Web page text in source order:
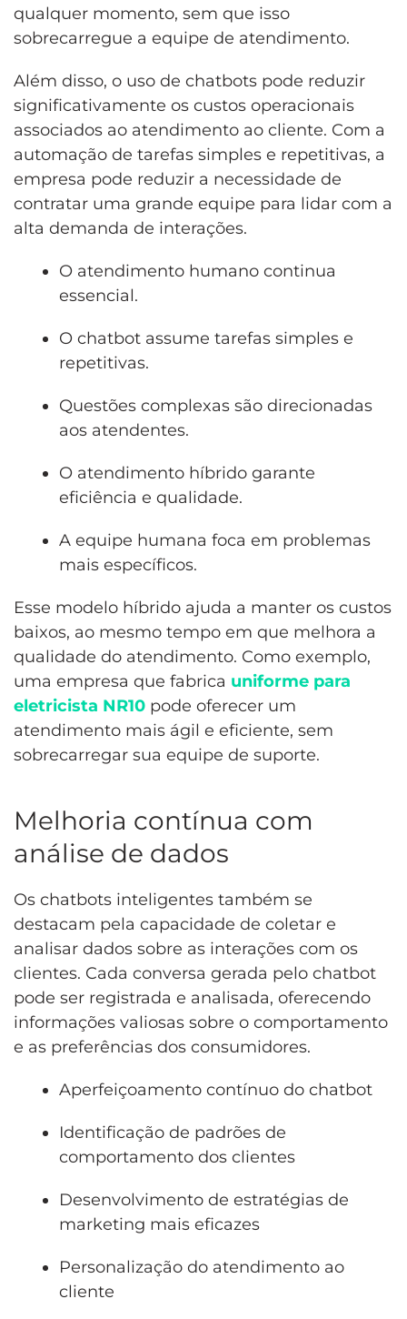
qualquer momento, sem que isso
sobrecarregue a equipe de atendimento.
Além disso, o uso de chatbots pode reduzir
significativamente os custos operacionais
associados ao atendimento ao cliente. Com a
automação de tarefas simples e repetitivas, a
empresa pode reduzir a necessidade de
contratar uma grande equipe para lidar com a
alta demanda de interações.
O atendimento humano continua
essencial.
O chatbot assume tarefas simples e
repetitivas.
Questões complexas são direcionadas
aos atendentes.
O atendimento híbrido garante
eficiência e qualidade.
A equipe humana foca em problemas
mais específicos.
Esse modelo híbrido ajuda a manter os custos
baixos, ao mesmo tempo em que melhora a
qualidade do atendimento. Como exemplo,
uma empresa que fabrica uniforme para
eletricista NR10 pode oferecer um
atendimento mais ágil e eficiente, sem
sobrecarregar sua equipe de suporte.
Melhoria contínua com
análise de dados
Os chatbots inteligentes também se
destacam pela capacidade de coletar e
analisar dados sobre as interações com os
clientes. Cada conversa gerada pelo chatbot
pode ser registrada e analisada, oferecendo
informações valiosas sobre o comportamento
e as preferências dos consumidores.
Aperfeiçoamento contínuo do chatbot
Identificação de padrões de
comportamento dos clientes
Desenvolvimento de estratégias de
marketing mais eficazes
Personalização do atendimento ao
cliente